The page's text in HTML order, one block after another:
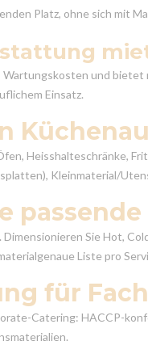
Platz, ohne sich mit
und
Einsatz.
Heisshalteschränke,
Kleinmaterial/
Sie Hot,
Liste pro
für
Catering: HACCP-